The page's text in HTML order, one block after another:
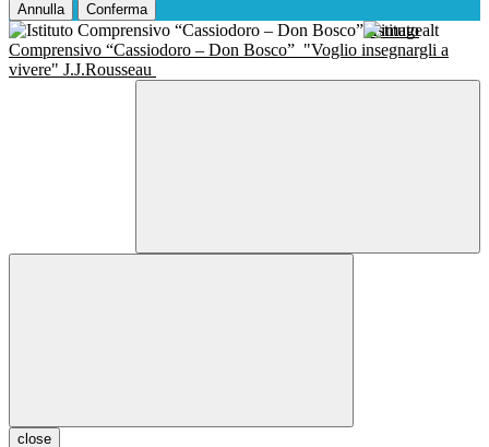
Annulla Conferma
Istituto
Comprensivo “Cassiodoro – Don Bosco” "Voglio insegnargli a
vivere" J.J.Rousseau
close